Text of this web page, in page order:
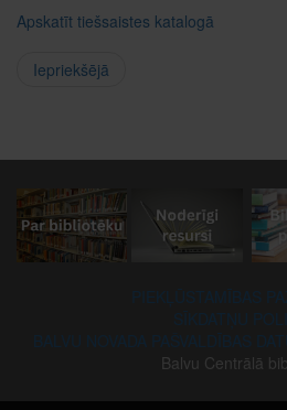
Apskatīt tiešsaistes katalogā
Iepriekšējā
Balvu Centrālā